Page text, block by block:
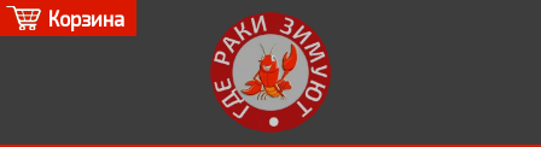
Корзина